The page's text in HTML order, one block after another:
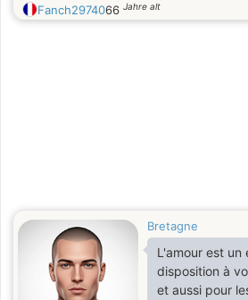
Fanch2974066 Jahre alt
Bretagne
L'amour est un
disposition à
et aussi pour